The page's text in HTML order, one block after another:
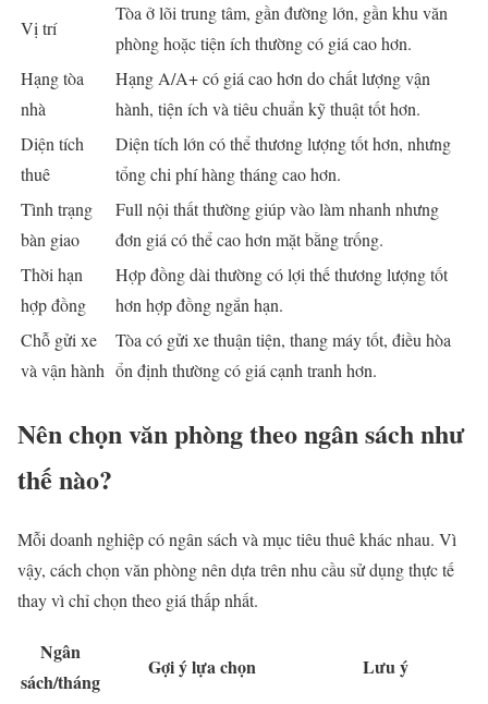
Vị trí
Tòa ở lõi trung tâm, gần đường lớn, gần khu văn
phòng hoặc tiện ích thường có giá cao hơn.
Hạng tòa
nhà
Hạng A/A+ có giá cao hơn do chất lượng vận
hành, tiện ích và tiêu chuẩn kỹ thuật tốt hơn.
Diện tích
thuê
Diện tích lớn có thể thương lượng tốt hơn, nhưng
tổng chi phí hàng tháng cao hơn.
Tình trạng
bàn giao
Full nội thất thường giúp vào làm nhanh nhưng
đơn giá có thể cao hơn mặt bằng trống.
Thời hạn
hợp đồng
Hợp đồng dài thường có lợi thế thương lượng tốt
hơn hợp đồng ngắn hạn.
Chỗ gửi xe
và vận hành
Tòa có gửi xe thuận tiện, thang máy tốt, điều hòa
ổn định thường có giá cạnh tranh hơn.
Nên chọn văn phòng theo ngân sách như
thế nào?
Mỗi doanh nghiệp có ngân sách và mục tiêu thuê khác nhau. Vì
vậy, cách chọn văn phòng nên dựa trên nhu cầu sử dụng thực tế
thay vì chỉ chọn theo giá thấp nhất.
Ngân
sách/tháng
Gợi ý lựa chọn Lưu ý